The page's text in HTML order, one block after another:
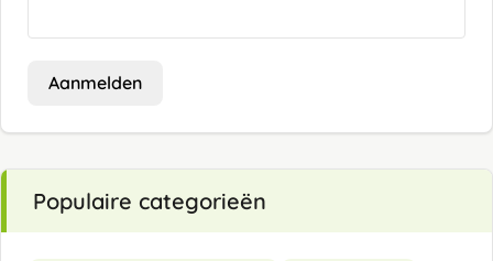
Aanmelden
Populaire categorieën